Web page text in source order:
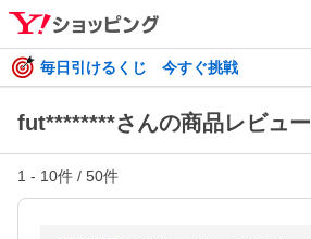
毎日引けるくじ 今すぐ挑戦
fut********さんの商品レビュー
1 - 10件 / 50件